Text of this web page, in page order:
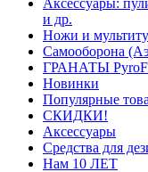
и др.
Ножи и
Самооборона
ГРАНАТЫ
Новинки
Популярные
СКИДКИ!
Аксессуары
Средства для
Нам 10 ЛЕТ